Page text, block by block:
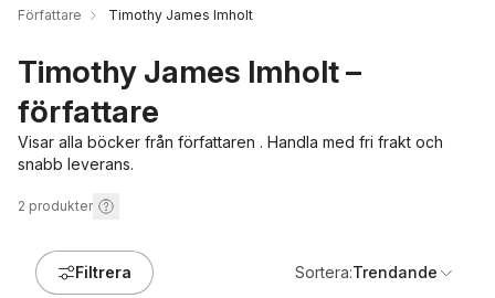
Författare Timothy James Imholt
Timothy James Imholt –
författare
Visar alla böcker från författaren . Handla med fri frakt och
snabb leverans.
2 produkter
Filtrera Sortera:Trendande